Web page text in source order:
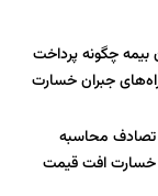
چگونه پرداخت
جبران خسارت
محاسبه
خسارت افت قیمت